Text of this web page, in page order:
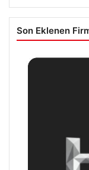
Son Eklenen